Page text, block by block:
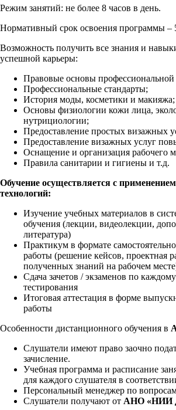
Режим занятий: не более 8 часов в день.
Нормативный срок освоения программы –
Возможность получить все знания и
успешной карьеры:
Правовые основы профессиональной
Профессиональные стандарты;
История моды, косметики и макияжа;
Основы физиологии кожи лица,
нутрициологии;
Предоставление простых визажных
Предоставление визажных услуг
Оснащение и организация рабочего
Правила санитарии и гигиены и т.д.
Обучение осуществляется с
технологий:
Изучение учебных материалов в
обучения (лекции, видеолекции,
литература)
Практикум в формате
работы (решение кейсов, проектная
полученных знаний на рабочем
Сдача зачетов / экзаменов по
тестирования
Итоговая аттестация в форме
работы
Особенности дистанционного обучения в
Слушатели имеют право заочно
зачисление.
Учебная программа и расписание
для каждого слушателя в
Персональный менеджер по
Слушатели получают от АНО «НИИ